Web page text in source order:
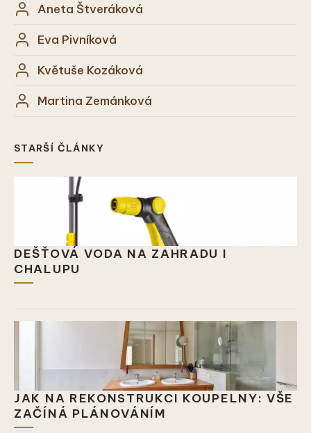
Aneta Štveráková
Eva Pivníková
Květuše Kozáková
Martina Zemánková
STARŠÍ ČLÁNKY
DEŠŤOVÁ VODA NA ZAHRADU I
CHALUPU
JAK NA REKONSTRUKCI KOUPELNY: VŠE
ZAČÍNÁ PLÁNOVÁNÍM